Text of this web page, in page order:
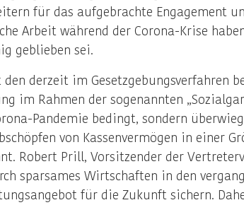
für das aufgebrachte Engagement
Arbeit während der Corona-Krise
geblieben sei.
derzeit im Gesetzgebungsverfahren
im Rahmen der sogenannten
Pandemie bedingt, sondern
von Kassenvermögen in einer
Robert Prill, Vorsitzender der
sparsames Wirtschaften in den
für die Zukunft sichern.